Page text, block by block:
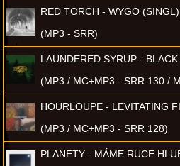
RED TORCH - WYGO (SINGL)
(MP3 - SRR)
LAUNDERED SYRUP - BLACK
(MP3 / MC+MP3 - SRR 130 /
HOURLOUPE - LEVITATING
(MP3 / MC+MP3 - SRR 128)
PLANETY - MÁME RUCE